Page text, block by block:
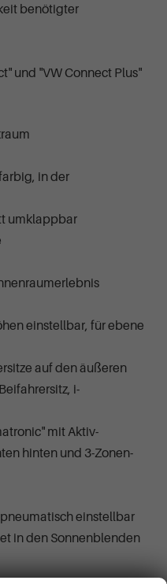
benötigter
und "VW Connect Plus"
in der
umklappbar
einstellbar, für ebene
auf den äußeren
i-
mit Aktiv-
hinten und 3-Zonen-
einstellbar
in den Sonnenblenden